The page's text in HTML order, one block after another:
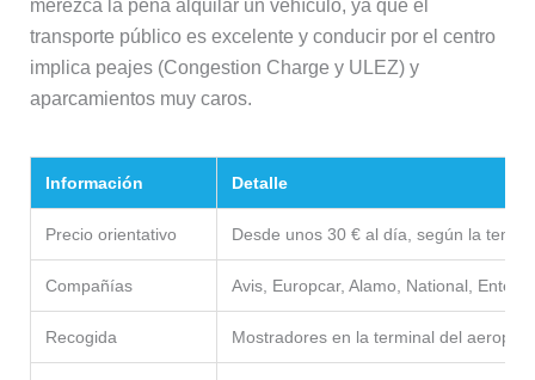
merezca la pena alquilar un vehículo, ya que el
transporte público es excelente y conducir por el centro
implica peajes (Congestion Charge y ULEZ) y
aparcamientos muy caros.
Información Detalle
Precio orientativo Desde unos 30 € al día, según la
Compañías Avis, Europcar, Alamo, National,
Recogida Mostradores en la terminal del